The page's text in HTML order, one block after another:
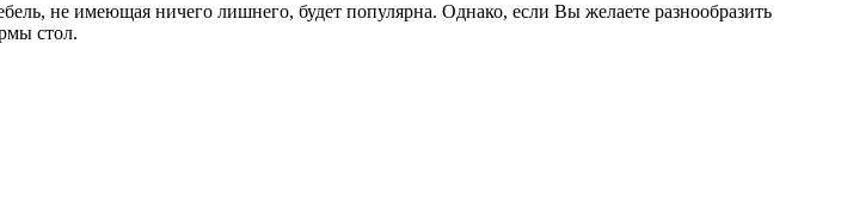
не имеющая ничего лишнего, будет популярна. Однако, если Вы желаете разнообразить
стол.